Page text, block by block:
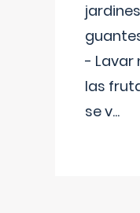
-
las
se v...